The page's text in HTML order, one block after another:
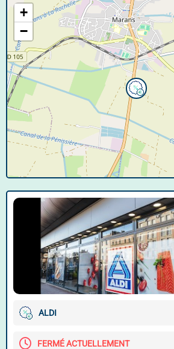
+
−
ALDI
FERMÉ ACTUELLEMENT